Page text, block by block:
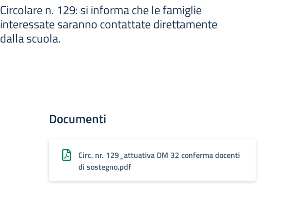
Circolare n. 129: si informa che le famiglie
interessate saranno contattate direttamente
dalla scuola.
Documenti
Circ. nr. 129_attuativa DM 32 conferma docenti
di sostegno.pdf